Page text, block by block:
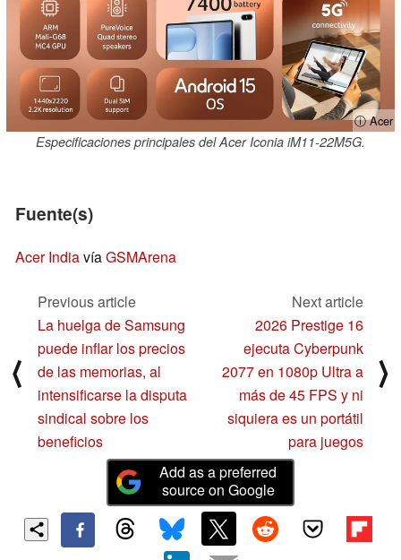
ⓘ Acer
Especificaciones principales del Acer Iconia iM11-22M5G.
Fuente(s)
Acer IndiavíaGSMArena
⟨
Previous article
La huelga de Samsung
puede inflar los precios
de las memorias, al
intensificarse la disputa
sindical sobre los
beneficios
Next article
2026 Prestige 16
ejecuta Cyberpunk
2077 en 1080p Ultra a
más de 45 FPS y ni
siquiera es un portátil
para juegos
⟩
Add as a preferred
source on Google